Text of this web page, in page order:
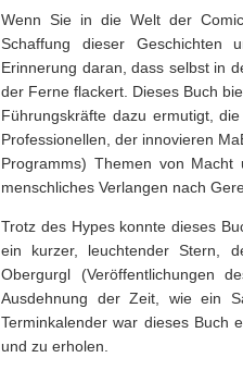
Wenn Sie in die Welt der
Schaffung dieser Geschichten
Erinnerung daran, dass selbst in
der Ferne flackert. Dieses Buch
Führungskräfte dazu ermutigt,
Professionellen, der innovieren
Programms) Themen von
menschliches Verlangen nach
Trotz des Hypes konnte dieses
ein kurzer, leuchtender Stern,
Obergurgl (Veröffentlichungen
Ausdehnung der Zeit, wie ein
Terminkalender war dieses Buch
und zu erholen.